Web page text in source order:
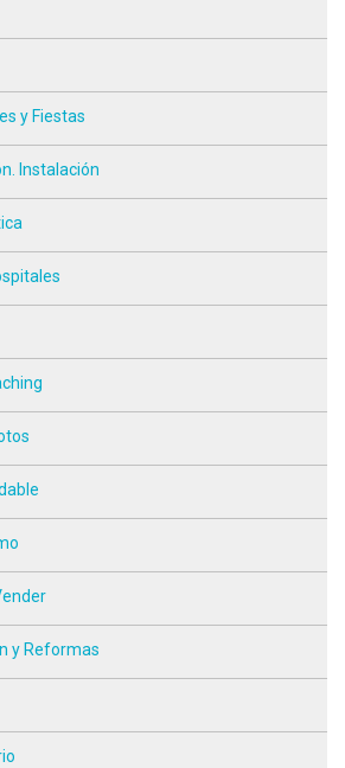
y Fiestas
Instalación
y Reformas